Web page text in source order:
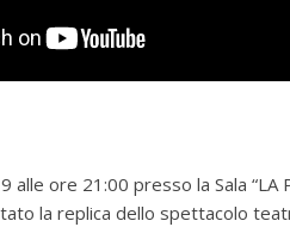
ore 21:00 presso la Sala “LA
la replica dello spettacolo